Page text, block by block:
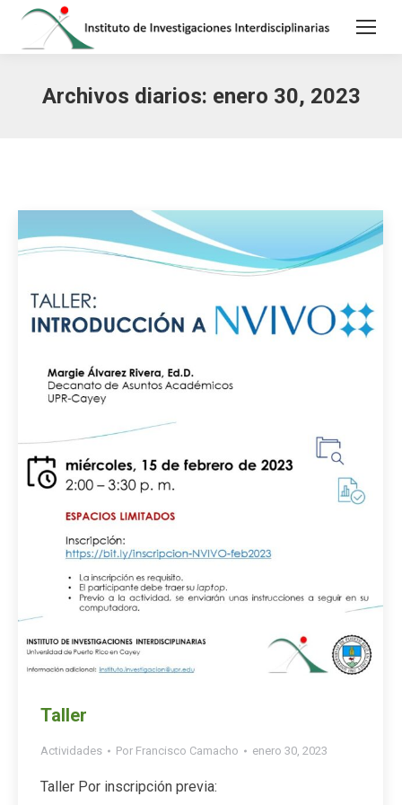
Archivos diarios: enero 30, 2023
Taller
Actividades Por Francisco Camacho enero 30, 2023
Taller Por inscripción previa: